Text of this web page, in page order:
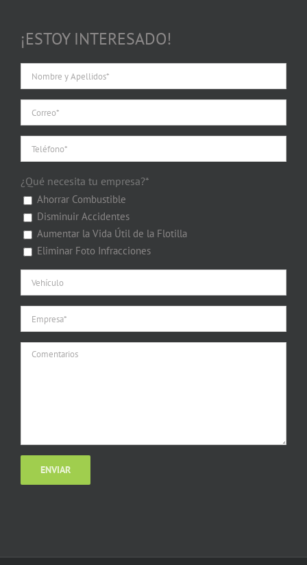
¡ESTOY INTERESADO!
¿Qué necesita tu empresa?*
Ahorrar Combustible
Disminuir Accidentes
Aumentar la Vida Útil de la Flotilla
Eliminar Foto Infracciones